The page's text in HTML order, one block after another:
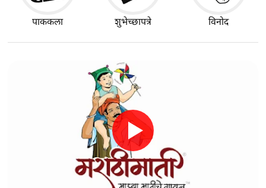
पाककला शुभेच्छापत्रे विनोद